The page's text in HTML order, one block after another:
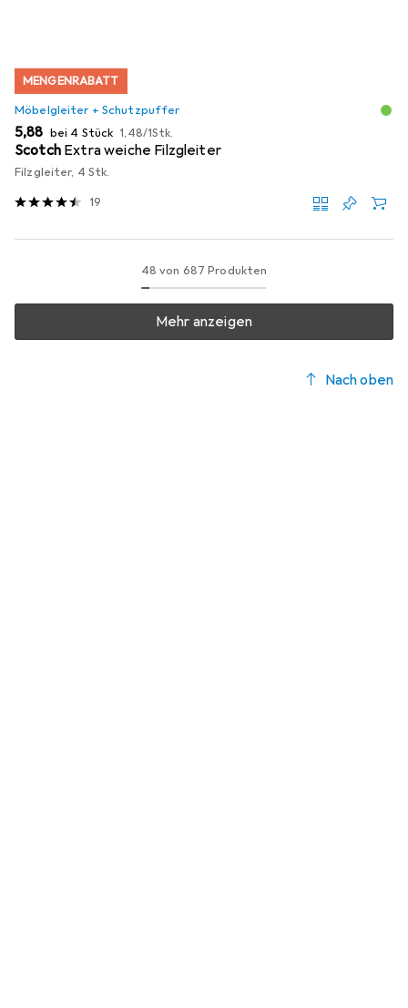
MENGENRABATT
Möbelgleiter + Schutzpuffer
EUR
5,88 bei 4 Stück EUR
1,48/1Stk.
Scotch Extra weiche Filzgleiter
Filzgleiter, 4 Stk.
19
48 von 687 Produkten
Mehr anzeigen
Nach oben